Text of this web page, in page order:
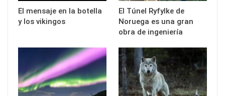
El mensaje en la botella
y los vikingos
El Túnel Ryfylke de
Noruega es una gran
obra de ingeniería